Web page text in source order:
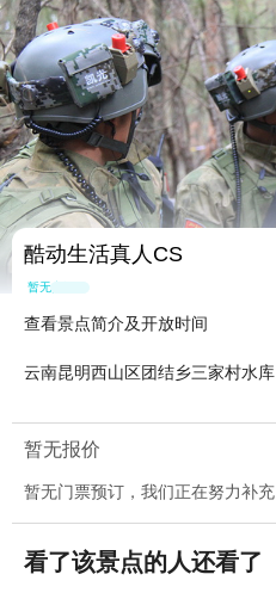
酷动生活真人CS
暂无点评
查看景点简介及开放时间
云南昆明西山区团结乡三家村水库
暂无报价
暂无门票预订，我们正在努力补充
看了该景点的人还看了
